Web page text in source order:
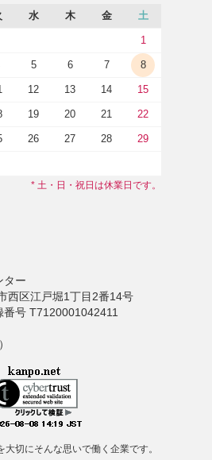
水 木 金 土
1
5 6 7 8
12 13 14 15
19 20 21 22
26 27 28 29
* 土・日・祝日は休業日です。
ター
区江戸堀1丁目2番14号
号 T7120001042411
大切にそんな思いで働く企業です。